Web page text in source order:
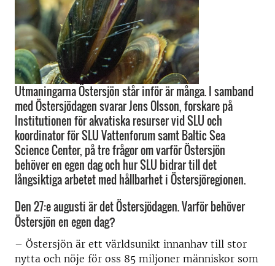
Utmaningarna Östersjön står inför är många. I samband
med Östersjödagen svarar Jens Olsson, forskare på
Institutionen för akvatiska resurser vid SLU och
koordinator för SLU Vattenforum samt Baltic Sea
Science Center, på tre frågor om varför Östersjön
behöver en egen dag och hur SLU bidrar till det
långsiktiga arbetet med hållbarhet i Östersjöregionen.
Den 27:e augusti är det Östersjödagen. Varför behöver
Östersjön en egen dag?
– Östersjön är ett världsunikt innanhav till stor
nytta och nöje för oss 85 miljoner människor som